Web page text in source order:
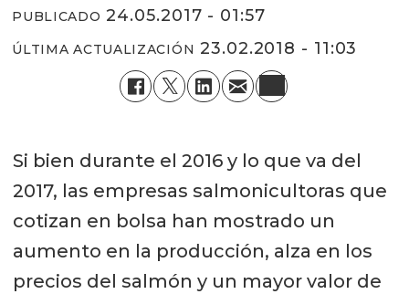
PUBLICADO 24.05.2017 - 01:57
ÚLTIMA ACTUALIZACIÓN 23.02.2018 - 11:03
Si bien durante el 2016 y lo que va del
2017, las empresas salmonicultoras que
cotizan en bolsa han mostrado un
aumento en la producción, alza en los
precios del salmón y un mayor valor de